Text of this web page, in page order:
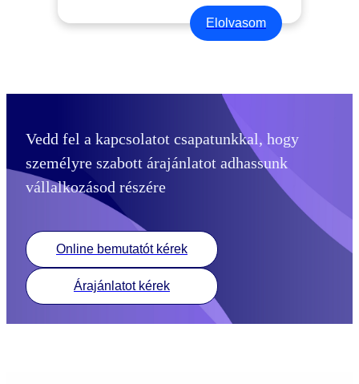
Elolvasom
Vedd fel a kapcsolatot csapatunkkal, hogy
személyre szabott árajánlatot adhassunk
vállalkozásod részére
Online bemutatót kérek
Árajánlatot kérek